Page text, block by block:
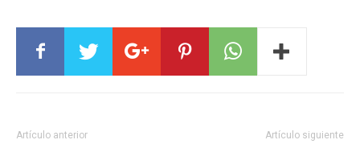
Artículo anterior Artículo siguiente